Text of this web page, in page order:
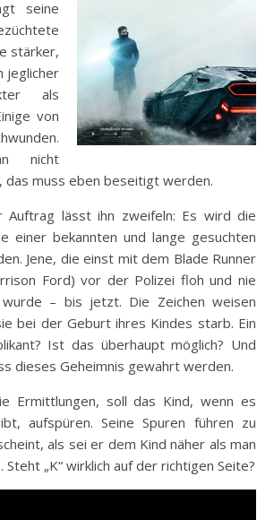
seine
stärker,
jeglicher
als
von
nicht
das muss eben beseitigt werden.
Auftrag lässt ihn zweifeln: Es wird die
einer bekannten und lange gesuchten
Jene, die einst mit dem Blade Runner
Ford) vor der Polizei floh und nie
– bis jetzt. Die Zeichen weisen
bei der Geburt ihres Kindes starb. Ein
Ist das überhaupt möglich? Und
dieses Geheimnis gewahrt werden.
Ermittlungen, soll das Kind, wenn es
aufspüren. Seine Spuren führen zu
als sei er dem Kind näher als man
„K“ wirklich auf der richtigen Seite?